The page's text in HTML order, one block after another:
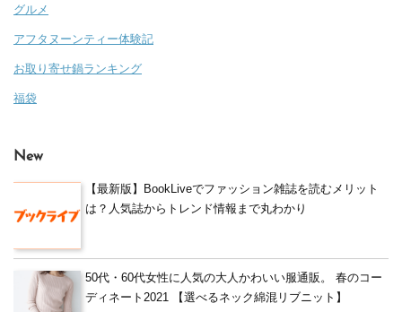
グルメ
アフタヌーンティー体験記
お取り寄せ鍋ランキング
福袋
New
【最新版】BookLiveでファッション雑誌を読むメリット
は？人気誌からトレンド情報まで丸わかり
50代・60代女性に人気の大人かわいい服通販。 春のコー
ディネート2021 【選べるネック綿混リブニット】